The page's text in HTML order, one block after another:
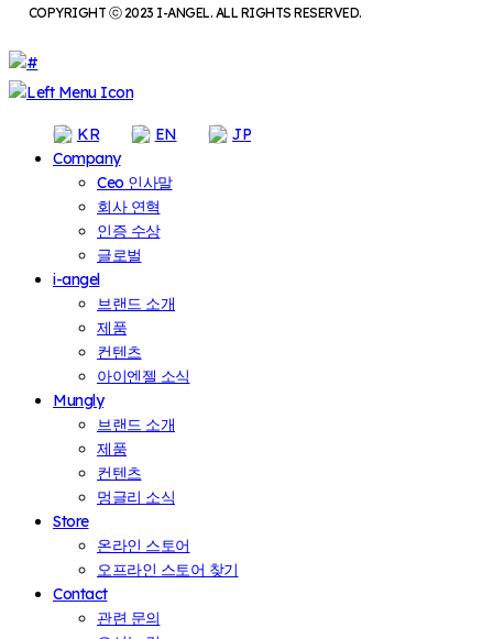
COPYRIGHT ⓒ 2023 I-ANGEL. ALL RIGHTS RESERVED.
KR EN
JP
Company
Ceo 인사말
회사 연혁
인증 수상
글로벌
i-angel
브랜드 소개
제품
컨텐츠
아이엔젤 소식
Mungly
브랜드 소개
제품
컨텐츠
멍글리 소식
Store
온라인 스토어
오프라인 스토어 찾기
Contact
관련 문의